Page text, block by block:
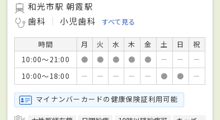
和光市駅 朝霞駅
歯科
小児歯科 すべて見る
時間 月 火 水 木 金 土 日
祝
10:00～21:00
● ● ● ● ● － －
－
10:00～18:00
－ － － － － ● ● －
マイナンバーカードの健康保険証利用可能